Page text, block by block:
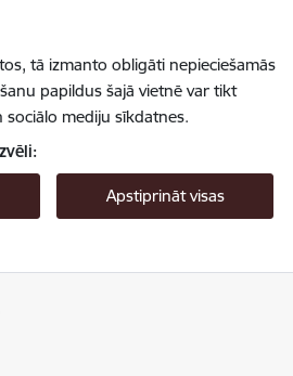
tā izmanto obligāti nepieciešamās
papildus šajā vietnē var tikt
mediju sīkdatnes.
Apstiprināt visas